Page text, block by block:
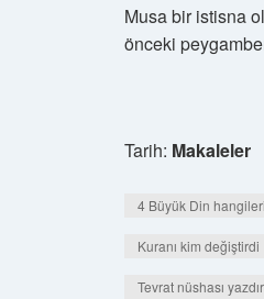
Musa bir istisna
önceki
Tarih: Makaleler
4 Büyük Din hangileri
Kuranı kim değiştirdi
Tevrat nüshası